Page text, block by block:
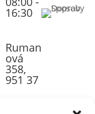
16:30
Ruman
ová
358,
951 37